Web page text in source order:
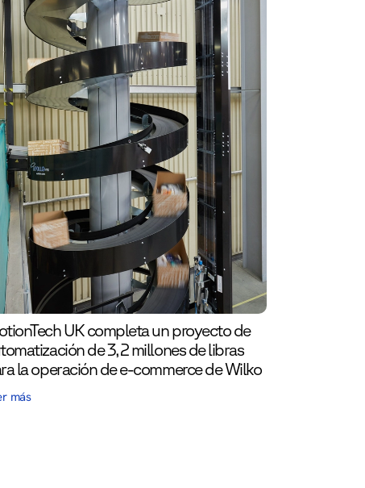
UK completa un proyecto de
de 3,2 millones de libras
la operación de e-commerce de Wilko
más